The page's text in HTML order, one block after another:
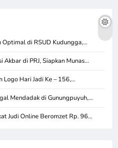
Optimal di RSUD Kudungga,…
Akbar di PRJ, Siapkan Munas…
Logo Hari Jadi Ke – 156,…
Mendadak di Gunungpuyuh,…
Judi Online Beromzet Rp. 96…